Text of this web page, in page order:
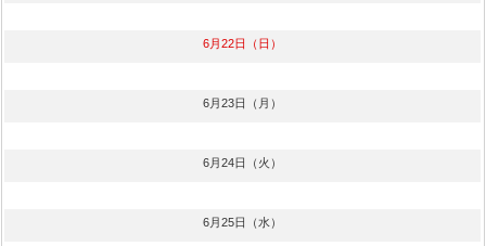
6月22日（日）
6月23日（月）
6月24日（火）
6月25日（水）